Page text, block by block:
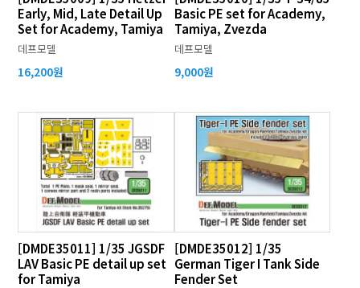
Early, Mid, Late Detail Up
Set for Academy, Tamiya
데프모델
16,200원
Basic PE set for Academy,
Tamiya, Zvezda
데프모델
9,000원
[DMDE35011] 1/35 JGSDF
LAV Basic PE detail up set
for Tamiya
[DMDE35012] 1/35
German Tiger I Tank Side
Fender Set